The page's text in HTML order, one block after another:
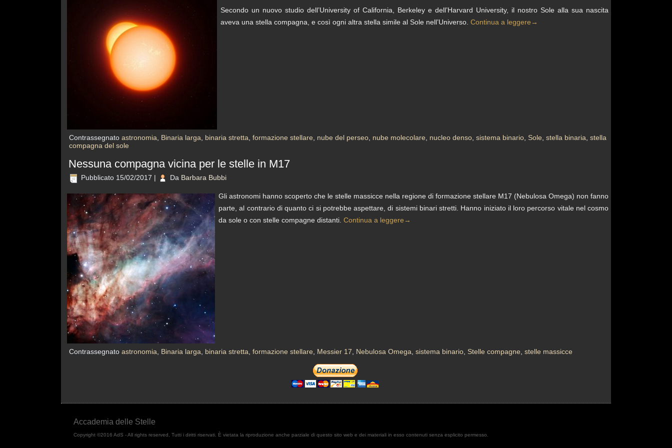
Secondo un nuovo studio dell’University of California, Berkeley e dell’Harvard University, il nostro Sole alla sua nascita
aveva una stella compagna, e così ogni altra stella simile al Sole nell’Universo. Continua a leggere →
Contrassegnato astronomia, Binaria larga, binaria stretta, formazione stellare, nube del perseo, nube molecolare, nucleo denso, sistema binario, Sole, stella binaria, stella
compagna del sole
Nessuna compagna vicina per le stelle in M17
Pubblicato 15/02/2017 | Da Barbara Bubbi
Gli astronomi hanno scoperto che le stelle massicce nella regione di formazione stellare M17 (Nebulosa Omega) non fanno
parte, al contrario di quanto ci si potrebbe aspettare, di sistemi binari stretti. Hanno iniziato il loro percorso vitale nel cosmo
da sole o con stelle compagne distanti. Continua a leggere →
Contrassegnato astronomia Binaria larga binaria stretta formazione stellare Messier 17 Nebulosa Omega sistema binario Stelle compagne stelle massicce
Accademia delle Stelle
Copyright ©2016 AdS - All rights reserved, Tutti i diritti riservati. È vietata la riproduzione anche parziale di questo sito web e dei materiali in esso contenuti senza esplicito permesso.